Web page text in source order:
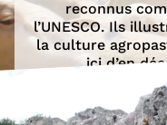
reconnus
l’UNESCO. Ils
la culture
ici d’en